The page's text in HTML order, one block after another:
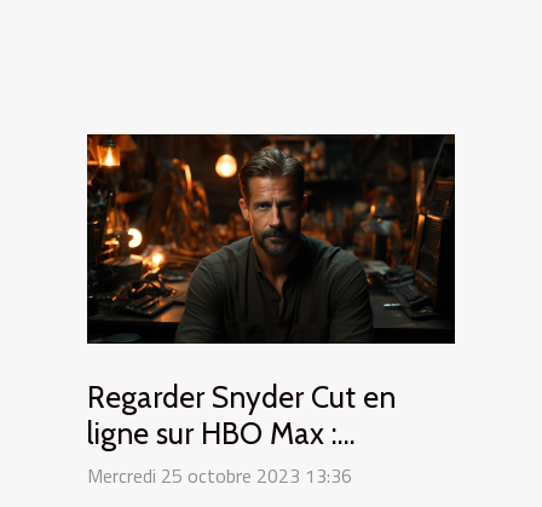
Regarder Snyder Cut en
ligne sur HBO Max :
comment s’y prendre ?
Mercredi 25 octobre 2023 13:36